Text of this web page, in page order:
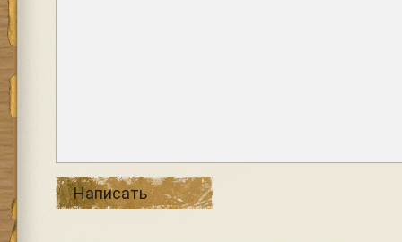
Написать